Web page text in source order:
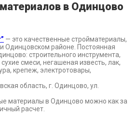
в Одинцово
— это качественные стройматериалы,
Одинцовском районе. Постоянная
строительного инструмента,
смеси, негашеная известь, лак,
крепеж, электротовары,
область, г. Одинцово, ул.
материалы в Одинцово можно как за
расчет.